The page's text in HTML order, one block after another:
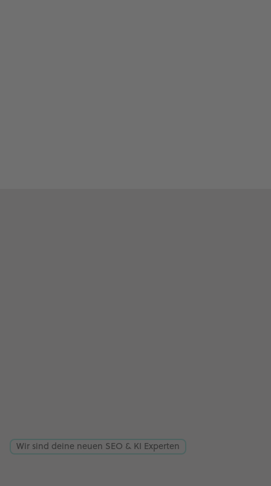
Wir sind deine neuen SEO & KI Experten